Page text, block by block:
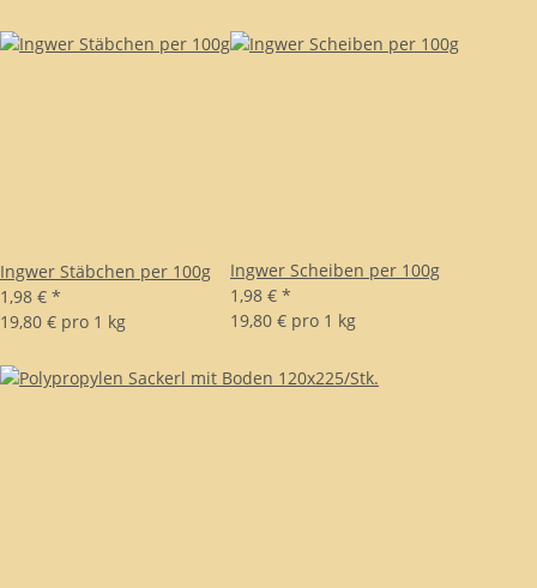
Ingwer Stäbchen per 100g
1,98 € *
19,80 € pro 1 kg
Ingwer Scheiben per 100g
1,98 € *
19,80 € pro 1 kg